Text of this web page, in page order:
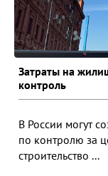
Затраты на
контроль
В России могут
по контролю за
строительство ...